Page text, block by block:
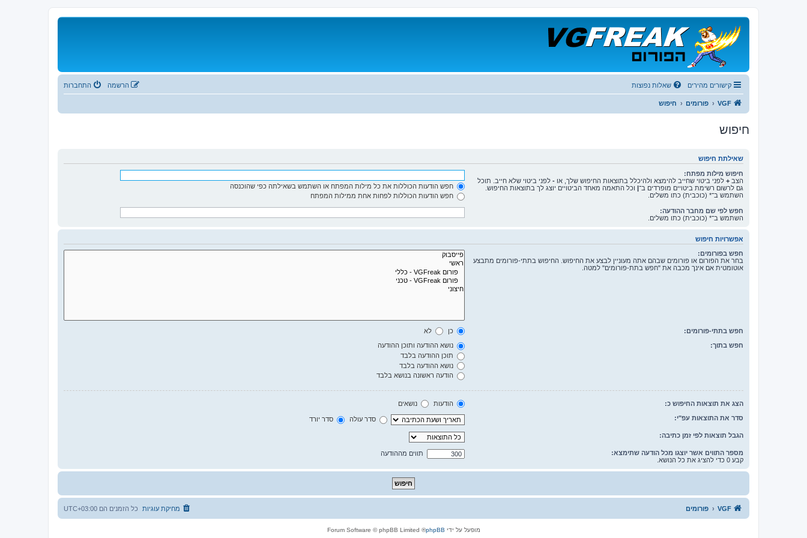
קישורים מהירים שאלות נפוצות התחברות הרשמה
VGF פורומים חיפוש
חיפוש
שאילתת חיפוש
חיפוש מילות מפתח:
הצב + לפני ביטוי שחייב להימצא ולהיכלל בתוצאות החיפוש שלך, או - לפני ביטוי שלא חייב. תוכל
גם לרשום רשימת ביטויים מופרדים ב־| וכל התאמה מאחד הביטויים יוצג לך בתוצאות החיפוש.
השתמש ב־* (כוכבית) כתו משלים.
חפש הודעות הכוללות את כל מילות המפתח או השתמש בשאילתה כפי שהוכנסה
חפש הודעות הכוללות לפחות אחת ממילות המפתח
חפש לפי שם מחבר ההודעה:
השתמש ב־* (כוכבית) כתו משלים.
אפשרויות חיפוש
חפש בפורומים:
בחר את הפורום או פורומים שבהם אתה מעוניין לבצע את החיפוש. החיפוש בתתי-פורומים מתבצע
אוטומטית אם אינך מכבה את "חפש בתת-פורומים" למטה.
חפש בתתי-פורומים: כן לא
חפש בתוך:
נושא ההודעה ותוכן ההודעה
תוכן ההודעה בלבד
נושא ההודעה בלבד
הודעה ראשונה בנושא בלבד
הצג את תוצאות החיפוש כ: הודעות נושאים
סדר את התוצאות עפ"י: סדר עולה סדר יורד
הגבל תוצאות לפי זמן כתיבה:
מספר התווים אשר יוצגו מכל הודעה שתימצא:
קבע 0 כדי להציג את כל הנושא.
תווים מההודעה
VGF פורומים כל הזמנים הם UTC+03:00 מחיקת עוגיות
מופעל על ידי phpBB
® Forum Software © phpBB Limited